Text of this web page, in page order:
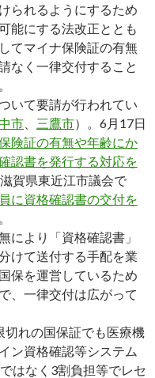
られるようにするため
能にする法改正ととも
てマイナ保険証の有無
なく一律交付すること
いて要請が行われてい
市 三鷹市）。6月17日
保険証の有無や年齢にか
認書を発行する対応を
賀県東近江市議会で
に資格確認書の交付を
より「資格確認書」
けて送付する手配を業
保を運営しているため
、一律交付は広がって
れの国保証でも医療機
ン資格確認等システム
はなく3割負担等でレセ